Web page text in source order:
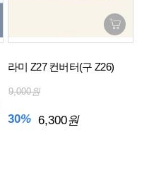
라미 Z27 컨버터(구 Z26)
9,000원
30% 6,300원